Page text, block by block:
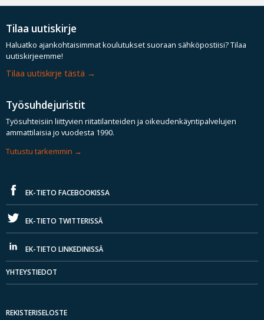
Tilaa uutiskirje
Haluatko ajankohtaisimmat koulutukset suoraan sähköpostiisi? Tilaa
uutiskirjeemme!
Tilaa uutiskirje tästä
Työsuhdejuristit
Työsuhteisiin liittyvien riitatilanteiden ja oikeudenkäyntipalvelujen
ammattilaisia jo vuodesta 1990.
Tutustu tarkemmin
EK-TIETO FACEBOOKISSA
EK-TIETO TWITTERISSÄ
EK-TIETO LINKEDINISSÄ
YHTEYSTIEDOT
REKISTERISELOSTE